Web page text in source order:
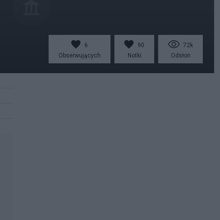
6
Obserwujących
90
Notki
72k
Odsłon